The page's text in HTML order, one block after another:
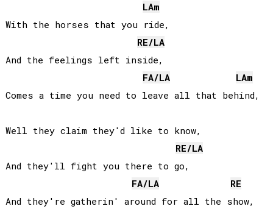
LAm
With the horses that you ride,
RE/LA
And the feelings left inside,
FA/LA LAm
Comes a time you need to leave all that behind,
Well they claim they'd like to know,
RE/LA
And they'll fight you there to go,
FA/LA
RE
And they're gatherin' around for all the show,